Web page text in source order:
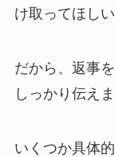
け取ってほし
だから、返事
しっかり伝えま
いくつか具体